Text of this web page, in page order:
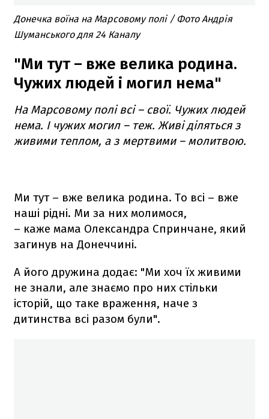
Донечка воїна на Марсовому полі / Фото Андрія
Шуманського для 24 Каналу
"Ми тут – вже велика родина.
Чужих людей і могил нема"
На Марсовому полі всі – свої. Чужих людей
нема. І чужих могил – теж. Живі діляться з
живими теплом, а з мертвими – молитвою.
Ми тут – вже велика родина. То всі – вже
наші рідні. Ми за них молимося,
– каже мама Олександра Спринчане, який
загинув на Донеччині.
А його дружина додає: "Ми хоч їх живими
не знали, але знаємо про них стільки
історій, що таке враження, наче з
дитинства всі разом були".